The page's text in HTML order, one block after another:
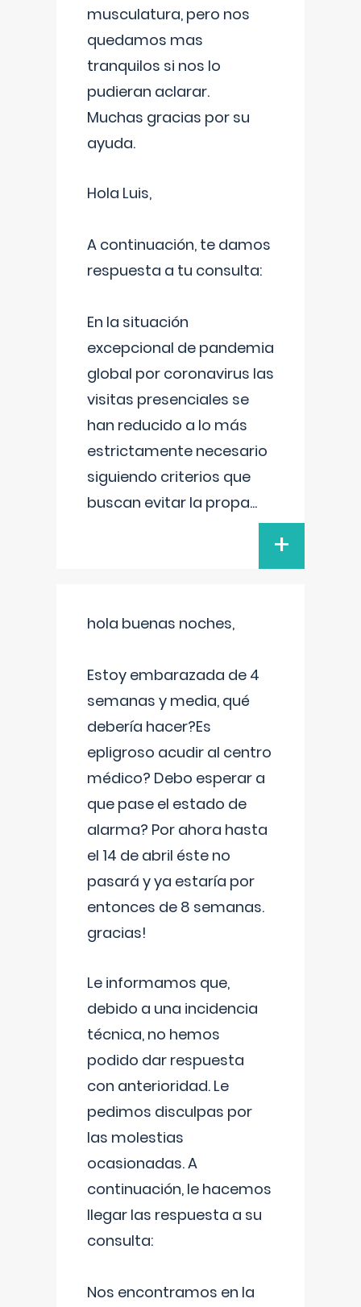
musculatura, pero nos
quedamos mas
tranquilos si nos lo
pudieran aclarar.
Muchas gracias por su
ayuda.
Hola Luis,
A continuación, te damos
respuesta a tu consulta:
En la situación
excepcional de pandemia
global por coronavirus las
visitas presenciales se
han reducido a lo más
estrictamente necesario
siguiendo criterios que
buscan evitar la propa...
+
hola buenas noches,
Estoy embarazada de 4
semanas y media, qué
debería hacer?Es
epligroso acudir al centro
médico? Debo esperar a
que pase el estado de
alarma? Por ahora hasta
el 14 de abril éste no
pasará y ya estaría por
entonces de 8 semanas.
gracias!
Le informamos que,
debido a una incidencia
técnica, no hemos
podido dar respuesta
con anterioridad. Le
pedimos disculpas por
las molestias
ocasionadas. A
continuación, le hacemos
llegar las respuesta a su
consulta:
Nos encontramos en la